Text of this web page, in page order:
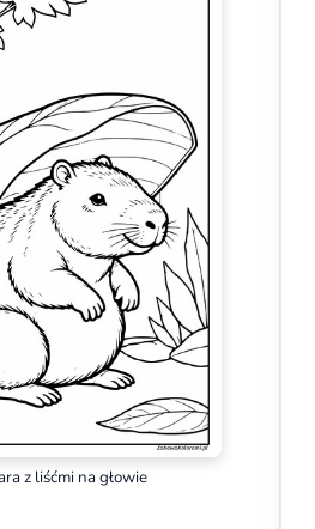
z liśćmi na głowie